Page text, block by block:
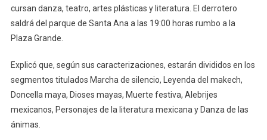
cursan danza, teatro, artes plásticas y literatura. El derrotero
saldrá del parque de Santa Ana a las 19:00 horas rumbo a la
Plaza Grande.
Explicó que, según sus caracterizaciones, estarán divididos en los
segmentos titulados Marcha de silencio, Leyenda del makech,
Doncella maya, Dioses mayas, Muerte festiva, Alebrijes
mexicanos, Personajes de la literatura mexicana y Danza de las
ánimas.